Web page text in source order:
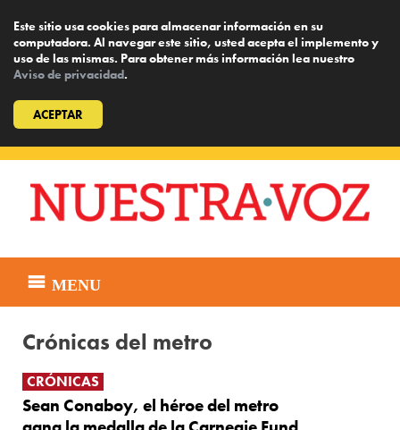
Este sitio usa cookies para almacenar información en su
computadora. Al navegar este sitio, usted acepta el implemento y
uso de las mismas. Para obtener más información lea nuestro
Aviso de privacidad.
ACEPTAR
content
MENU
Crónicas del metro
CRÓNICAS
Sean Conaboy, el héroe del metro